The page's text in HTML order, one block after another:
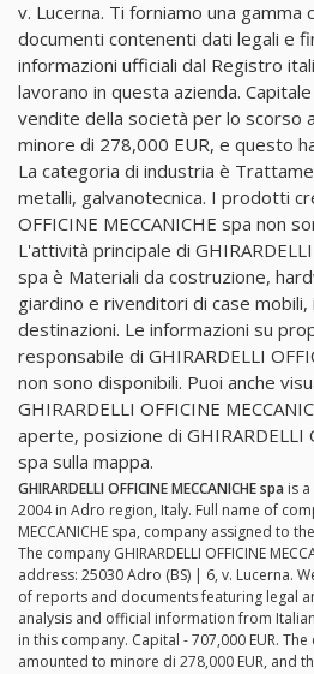
v. Lucerna. Ti forniamo una
documenti contenenti dati legali e
informazioni ufficiali dal Registro
lavorano in questa azienda.
vendite della società per lo scorso
minore di 278,000 EUR, e questo
La categoria di industria è
metalli, galvanotecnica. I prodotti
OFFICINE MECCANICHE spa non
L'attività principale di GHIRARDELLI
spa è Materiali da costruzione,
giardino e rivenditori di case mobili,
destinazioni. Le informazioni su
responsabile di GHIRARDELLI
non sono disponibili. Puoi anche
GHIRARDELLI OFFICINE
aperte, posizione di GHIRARDELLI
spa sulla mappa.
GHIRARDELLI OFFICINE MECCANICHE spa is
2004 in Adro region, Italy. Full name of
MECCANICHE spa, company assigned to
The company GHIRARDELLI OFFICINE
address: 25030 Adro (BS) | 6, v. Lucerna.
of reports and documents featuring legal
analysis and official information from
in this company. Capital - 707,000 EUR.
amounted to minore di 278,000 EUR, and